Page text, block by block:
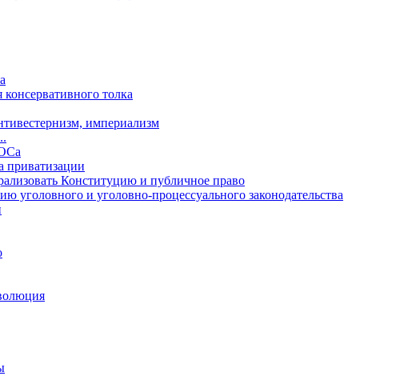
толка
империализм
приватизации
Конституцию и публичное право
уголовного и уголовно-процессуального законодательства